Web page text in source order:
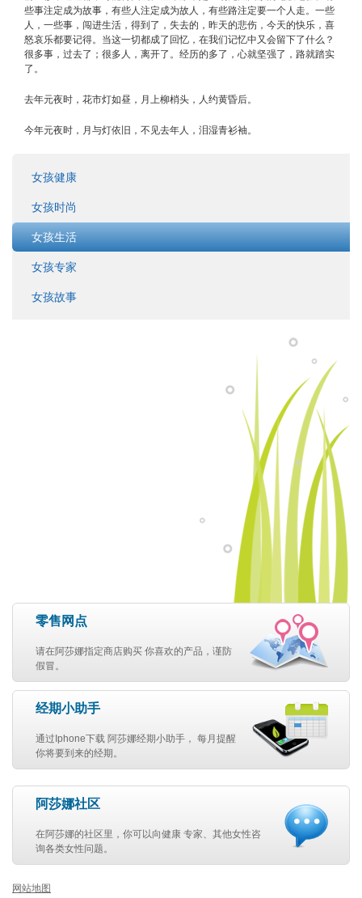
些事注定成为故事，有些人注定成为故人，有些路注定要一个人走。一些
人，一些事，闯进生活，得到了，失去的，昨天的悲伤，今天的快乐，喜
怒哀乐都要记得。当这一切都成了回忆，在我们记忆中又会留下了什么？
很多事，过去了；很多人，离开了。经历的多了，心就坚强了，路就踏实
了。
去年元夜时，花市灯如昼，月上柳梢头，人约黄昏后。
今年元夜时，月与灯依旧，不见去年人，泪湿青衫袖。
女孩健康
女孩时尚
女孩生活
女孩专家
女孩故事
零售网点
请在阿莎娜指定商店购买 你喜欢的产品，谨防
假冒。
经期小助手
通过Iphone下载 阿莎娜经期小助手， 每月提醒
你将要到来的经期。
阿莎娜社区
在阿莎娜的社区里，你可以向健康 专家、其他女性咨
询各类女性问题。
网站地图